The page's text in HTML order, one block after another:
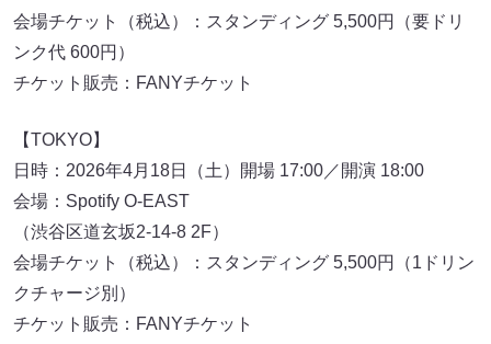
会場チケット（税込）：スタンディング 5,500円（要ドリ
ンク代 600円）
チケット販売：FANYチケット
【TOKYO】
日時：2026年4月18日（土）開場 17:00／開演 18:00
会場：Spotify O-EAST
（渋谷区道玄坂2-14-8 2F）
会場チケット（税込）：スタンディング 5,500円（1ドリン
クチャージ別）
チケット販売：FANYチケット